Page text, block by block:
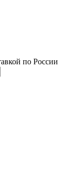
по России